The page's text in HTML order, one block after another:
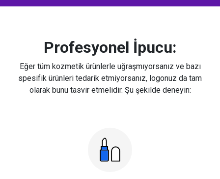
Profesyonel İpucu:
Eğer tüm kozmetik ürünlerle uğraşmıyorsanız ve bazı
spesifik ürünleri tedarik etmiyorsanız, logonuz da tam
olarak bunu tasvir etmelidir. Şu şekilde deneyin: